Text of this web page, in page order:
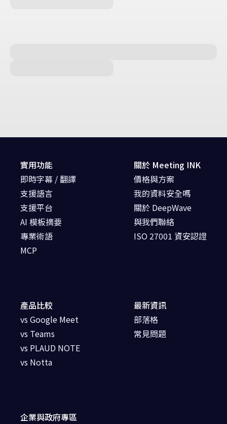
實用功能
即時字幕 / 翻譯
支援語言
支援平台
AI 模板摘要
專業術語
MCP
企業與政府專區
最新資訊
部落格
常見問題
產品比較
vs Google Meet
vs Teams
vs PLAUD NOTE
vs Notta
關於 Meeting INK
價格與方案
我的資料安全嗎
關於 DeepWave
與我們聯絡
ISO 27001 資安認證